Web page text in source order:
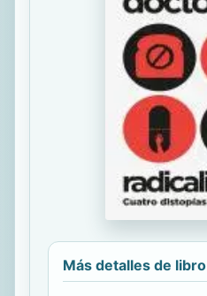
Más detalles de libro